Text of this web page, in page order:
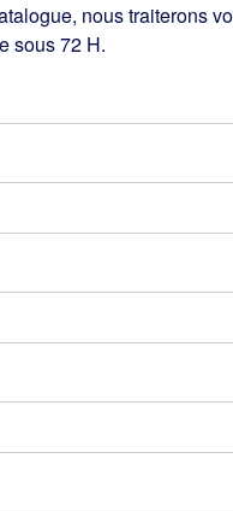
nous traiterons
sous 72 H.